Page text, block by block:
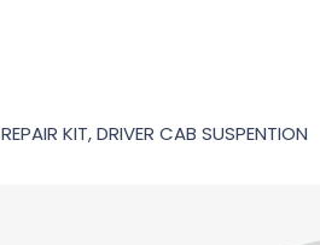
REPAIR KIT, DRIVER CAB SUSPENTION